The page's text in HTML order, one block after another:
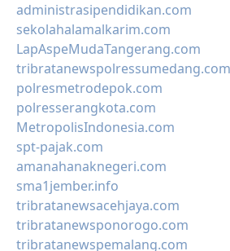
administrasipendidikan.com
sekolahalamalkarim.com
LapAspeMudaTangerang.com
tribratanewspolressumedang.com
polresmetrodepok.com
polresserangkota.com
MetropolisIndonesia.com
spt-pajak.com
amanahanaknegeri.com
sma1jember.info
tribratanewsacehjaya.com
tribratanewsponorogo.com
tribratanewspemalang.com